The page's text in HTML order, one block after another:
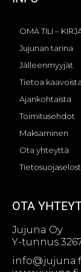
OMA TILI –
Jujunan tarina
Jälleenmyyjät
Tietoa kaavoista
Ajankohtaista
Toimitusehdot
Maksaminen
Ota yhteyttä
OTA
Jujuna Oy
Y-tunnus